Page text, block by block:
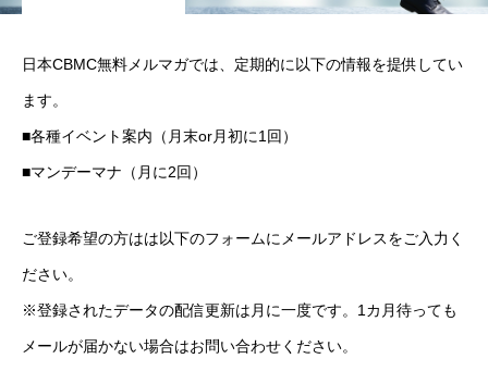
〒 101-0062 東京都千代田区神田駿河台2-1
日本CBMC無料メルマガでは、定期的に以下の情報を提供してい
ます。
■各種イベント案内（月末or月初に1回）
■マンデーマナ（月に2回）
ご登録希望の方はは以下のフォームにメールアドレスをご入力く
ださい。
※登録されたデータの配信更新は月に一度です。1カ月待っても
メールが届かない場合はお問い合わせください。